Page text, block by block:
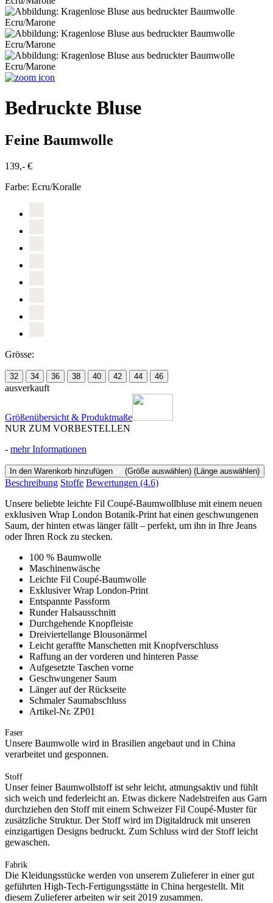
Bedruckte Bluse
Feine Baumwolle
139,- €
Farbe: Ecru/Koralle
Grösse:
32 34 36 38 40 42 44 46
ausverkauft
Größenübersicht & Produktmaße
NUR ZUM VORBESTELLEN
- mehr Informationen
In den Warenkorb hinzufügen (Größe auswählen) (Länge auswählen)
Beschreibung Stoffe Bewertungen (4.6)
Unsere beliebte leichte Fil Coupé-Baumwollbluse mit einem neuen
exklusiven Wrap London Botanik-Print hat einen geschwungenen
Saum, der hinten etwas länger fällt – perfekt, um ihn in Ihre Jeans
oder Ihren Rock zu stecken.
100 % Baumwolle
Maschinenwäsche
Leichte Fil Coupé-Baumwolle
Exklusiver Wrap London-Print
Entspannte Passform
Runder Halsausschnitt
Durchgehende Knopfleiste
Dreiviertellange Blousonärmel
Leicht geraffte Manschetten mit Knopfverschluss
Raffung an der vorderen und hinteren Passe
Aufgesetzte Taschen vorne
Geschwungener Saum
Länger auf der Rückseite
Schmaler Saumabschluss
Artikel-Nr. ZP01
Faser
Unsere Baumwolle wird in Brasilien angebaut und in China
verarbeitet und gesponnen.
Stoff
Unser feiner Baumwollstoff ist sehr leicht, atmungsaktiv und fühlt
sich weich und federleicht an. Etwas dickere Nadelstreifen aus Garn
durchziehen den Stoff mit einem Schweizer Fil Coupé-Muster für
zusätzliche Struktur. Der Stoff wird im Digitaldruck mit unseren
einzigartigen Designs bedruckt. Zum Schluss wird der Stoff leicht
gewaschen.
Fabrik
Die Kleidungsstücke werden von unserem Zulieferer in einer gut
geführten High-Tech-Fertigungsstätte in China hergestellt. Mit
diesem Zulieferer arbeiten wir seit 2019 zusammen.